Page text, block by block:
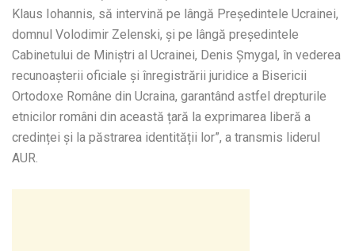
Klaus Iohannis, să intervină pe lângă Președintele Ucrainei,
domnul Volodimir Zelenski, și pe lângă președintele
Cabinetului de Miniștri al Ucrainei, Denis Șmygal, în vederea
recunoașterii oficiale și înregistrării juridice a Bisericii
Ortodoxe Române din Ucraina, garantând astfel drepturile
etnicilor români din această țară la exprimarea liberă a
credinței și la păstrarea identității lor”, a transmis liderul
AUR.